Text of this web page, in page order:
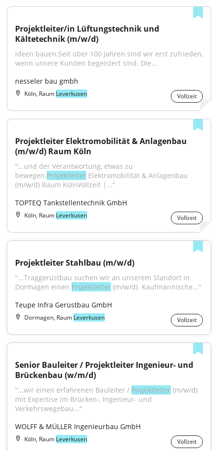
Projektleiter/in Lüftungstechnik und
Kältetechnik (m/w/d)
ideen bauen:Seit über 100 Jahren sind wir erst zufrieden,
wenn unsere Kunden begeistert sind. Die...
nesseler bau gmbh
Köln, Raum Leverkusen Vollzeit
Projektleiter Elektromobilität & Anlagenbau
(m/w/d) Raum Köln
"...und der Verantwortung, etwas zu
bewegen.Projektleiter Elektromobilität & Anlagenbau
(m/w/d) Raum KölnVollzeit |..."
TOPTEQ Tankstellentechnik GmbH
Köln, Raum Leverkusen Vollzeit
Projektleiter Stahlbau (m/w/d)
"...Traggerüstbau suchen wir an unserem Standort in
Dormagen einen Projektleiter (m/w/d). Kaufmännische..."
Teupe Infra Gerüstbau GmbH
Dormagen, Raum Leverkusen Vollzeit
Senior Bauleiter / Projektleiter Ingenieur- und
Brückenbau (w/m/d)
"...wir einen erfahrenen Bauleiter / Projektleiter (m/w/d)
mit Expertise im Brücken-, Ingenieur- und
Verkehrswegebau..."
WOLFF & MÜLLER Ingenieurbau GmbH
Köln, Raum Leverkusen Vollzeit